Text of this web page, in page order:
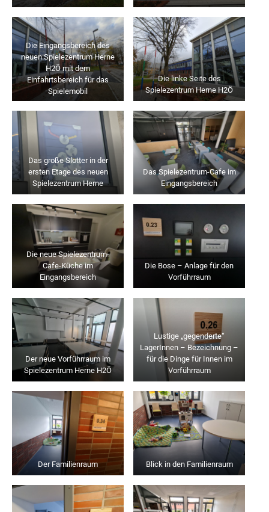
Die Eingangsbereich des
neuen Spielezentrum Herne
H2Ö mit dem
Einfahrtsbereich für das
Spielemobil
Die linke Seite des
Spielezentrum Herne H2Ö
Das große Slotter in der
ersten Etage des neuen
Spielezentrum Herne
Das Spielezentrum-Cafe im
Eingangsbereich
Die neue Spielezentrum-
Cafe-Küche im
Eingangsbereich
Die Bose – Anlage für den
Vorführraum
Der neue Vorführraum im
Spielezentrum Herne H2Ö
Lustige „gegenderte“
LagerInnen – Bezeichnung –
für die Dinge für Innen im
Vorführraum
Der Familienraum Blick in den Familienraum